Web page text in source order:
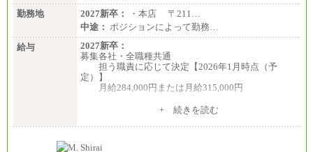
勤務地
2027新卒：
・本店 〒211…
中途： ポジションによって勤務…
給与
2027新卒：
募集各社・全職種共通
担う職責に応じて決定【2026年1月時点（予
定）】
月給284,000円または月給315,000円
※入社後早期から、自律的な業務遂行が求めら
す。
+ 続きを読む